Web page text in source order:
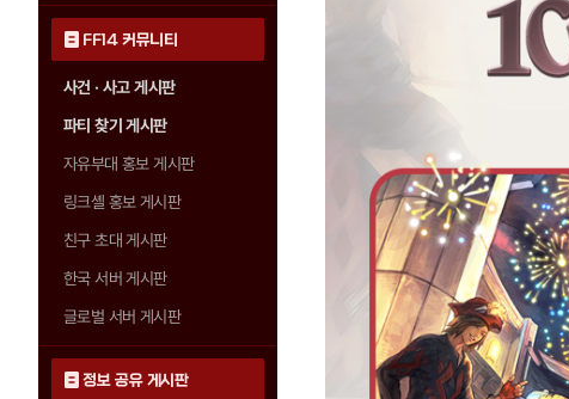
FF14 커뮤니티
사건 · 사고 게시판
파티 찾기 게시판
자유부대 홍보 게시판
링크셸 홍보 게시판
친구 초대 게시판
한국 서버 게시판
글로벌 서버 게시판
정보 공유 게시판